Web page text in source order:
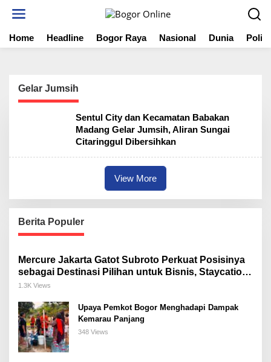
t
Home Headline Bogor Raya Nasional Dunia
Gelar Jumsih
Sentul City dan Kecamatan Babakan
Madang Gelar Jumsih, Aliran Sungai
Citaringgul Dibersihkan
View More
Berita Populer
Mercure Jakarta Gatot Subroto Perkuat Posisinya
sebagai Destinasi Pilihan untuk Bisnis, Staycation,
Meeting, dan Kuliner di Jakarta Selatan
1.3K Views
Upaya Pemkot Bogor Menghadapi Dampak
Kemarau Panjang
348 Views